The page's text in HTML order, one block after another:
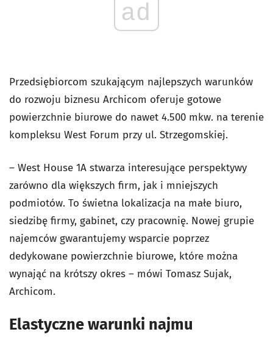
ad
Przedsiębiorcom szukającym najlepszych warunków
do rozwoju biznesu Archicom oferuje gotowe
powierzchnie biurowe do nawet 4.500 mkw. na terenie
kompleksu West Forum przy ul. Strzegomskiej.
– West House 1A stwarza interesujące perspektywy
zarówno dla większych firm, jak i mniejszych
podmiotów. To świetna lokalizacja na małe biuro,
siedzibę firmy, gabinet, czy pracownię. Nowej grupie
najemców gwarantujemy wsparcie poprzez
dedykowane powierzchnie biurowe, które można
wynająć na krótszy okres – mówi Tomasz Sujak,
Archicom.
Elastyczne warunki najmu